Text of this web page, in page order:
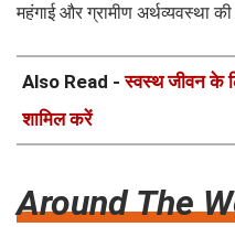
महंगाई और ग्रामीण अर्थव्यवस्था की
Also Read -स्वस्थ जीवन के
शामिल करें
Around The